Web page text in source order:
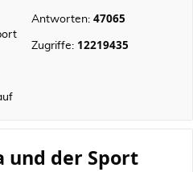
Antworten: 47065
Zugriffe: 12219435
und der Sport